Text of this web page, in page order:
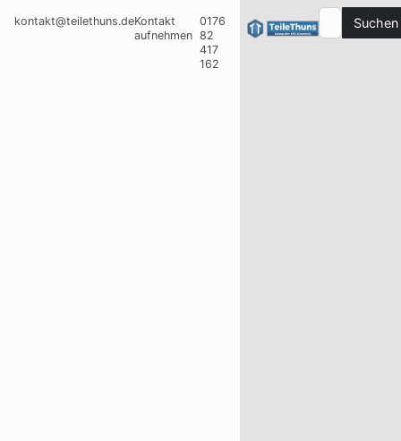
kontakt@teilethuns.deKontakt
aufnehmen
0176
82
417
162
Suchen